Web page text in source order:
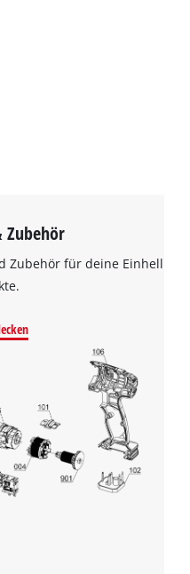
Zubehör
Zubehör für deine Einhell